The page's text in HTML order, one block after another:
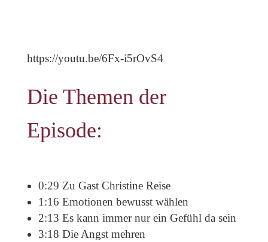
https://youtu.be/6Fx-i5rOvS4
Die Themen der
Episode:
0:29 Zu Gast Christine Reise
1:16 Emotionen bewusst wählen
2:13 Es kann immer nur ein Gefühl da sein
3:18 Die Angst mehren